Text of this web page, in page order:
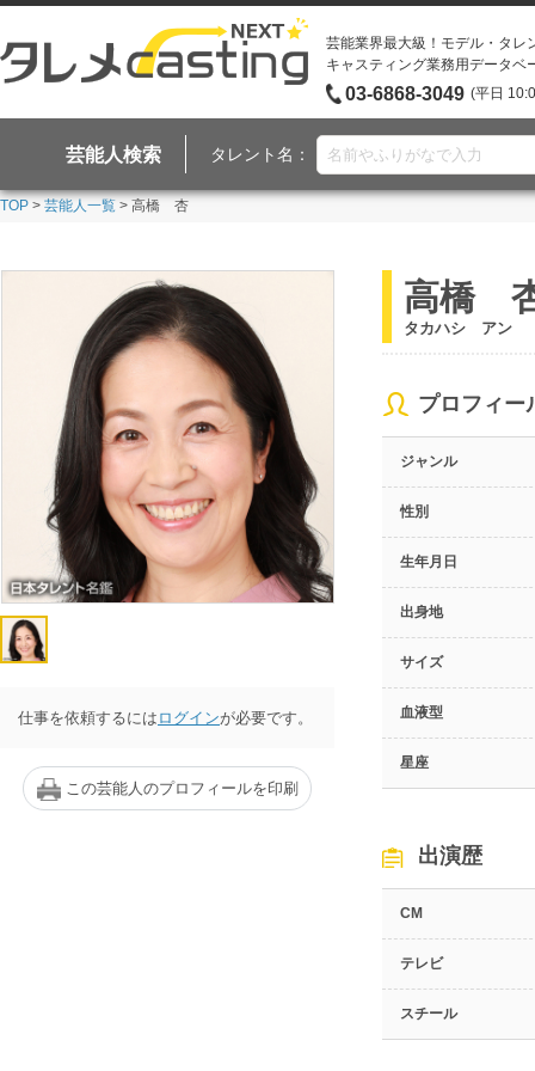
芸能業界最大級！モデル・タレ
キャスティング業務用データベ
03-6868-3049 (平日
芸能人検索 タレント名：
TOP > 芸能人一覧 > 高橋 杏
仕事を依頼するには ログインが必要です。
この芸能人のプロフィールを印刷
高橋
タカハシ アン
プロフィー
ジャンル
性別
生年月日
出身地
サイズ
血液型
星座
出演歴
CM
テレビ
スチール